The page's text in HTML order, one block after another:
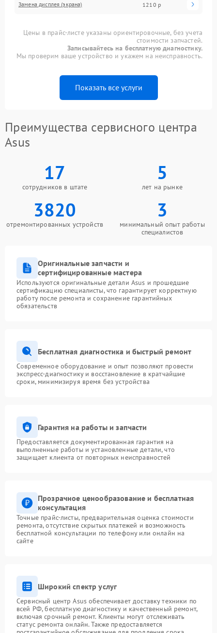
Замена дисплея (экрана) 1210 р
Цены в прайс-листе указаны ориентировочные, без учета
стоимости запчастей.
Записывайтесь на бесплатную диагностику.
Мы проверим ваше устройство и укажем на неисправность.
Показать все услуги
Преимущества сервисного центра
Asus
17
сотрудников в штате
5
лет на рынке
3820
отремонтированных устройств
3
минимальный опыт работы
специалистов
Оригинальные запчасти и
сертифицированные мастера
Используются оригинальные детали Asus и прошедшие
сертификацию специалисты, что гарантирует корректную
работу после ремонта и сохранение гарантийных
обязательств
Бесплатная диагностика и быстрый ремонт
Современное оборудование и опыт позволяют провести
экспресс-диагностику и восстановление в кратчайшие
сроки, минимизируя время без устройства
Гарантия на работы и запчасти
Предоставляется документированная гарантия на
выполненные работы и установленные детали, что
защищает клиента от повторных неисправностей
Прозрачное ценообразование и бесплатная
консультация
Точные прайс-листы, предварительная оценка стоимости
ремонта, отсутствие скрытых платежей и возможность
бесплатной консультации по телефону или онлайн на
сайте
Широкий спектр услуг
Сервисный центр Asus обеспечивает доставку техники по
всей РФ, бесплатную диагностику и качественный ремонт,
включая срочный ремонт. Клиенты могут отслеживать
статус ремонта онлайн. Также предоставляется